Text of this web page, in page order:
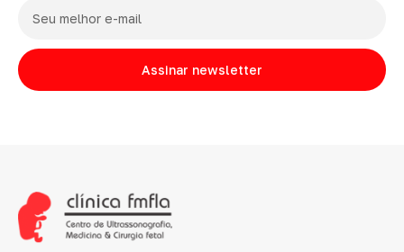
Assinar newsletter